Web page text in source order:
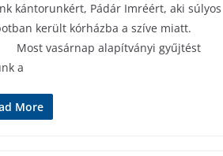
kántorunkért, Pádár Imréért, aki súlyos
került kórházba a szíve miatt.
vasárnap alapítványi gyűjtést
a
More